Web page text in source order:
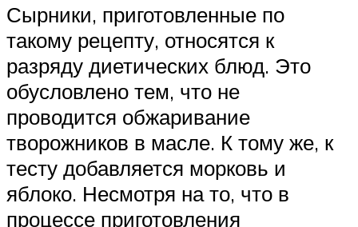
Сырники, приготовленные по
такому рецепту, относятся к
разряду диетических блюд. Это
обусловлено тем, что не
проводится обжаривание
творожников в масле. К тому же, к
тесту добавляется морковь и
яблоко. Несмотря на то, что в
процессе приготовления